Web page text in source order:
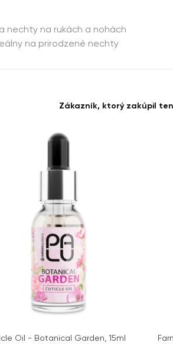
nechty na rukách a nohách
na prirodzené nechty
Zákazník, ktorý zakúpil
Oil - Botanical Garden, 15ml